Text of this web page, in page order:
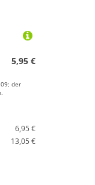
5,95 €
der
6,95 €
13,05 €